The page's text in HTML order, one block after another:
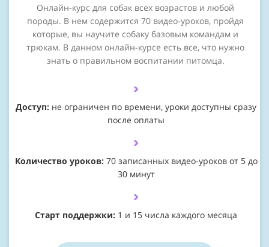
Онлайн-курс для собак всех возрастов и любой
породы. В нем содержится 70 видео-уроков, пройдя
которые, вы научите собаку базовым командам и
трюкам. В данном онлайн-курсе есть все, что нужно
знать о правильном воспитании питомца.
Доступ: не ограничен по времени, уроки доступны сразу
после оплаты
Количество уроков: 70 записанных видео-уроков от 5 до
30 минут
Старт поддержки: 1 и 15 числа каждого месяца